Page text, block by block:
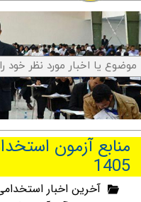
منابع آزمون
1405
آخرین اخبار